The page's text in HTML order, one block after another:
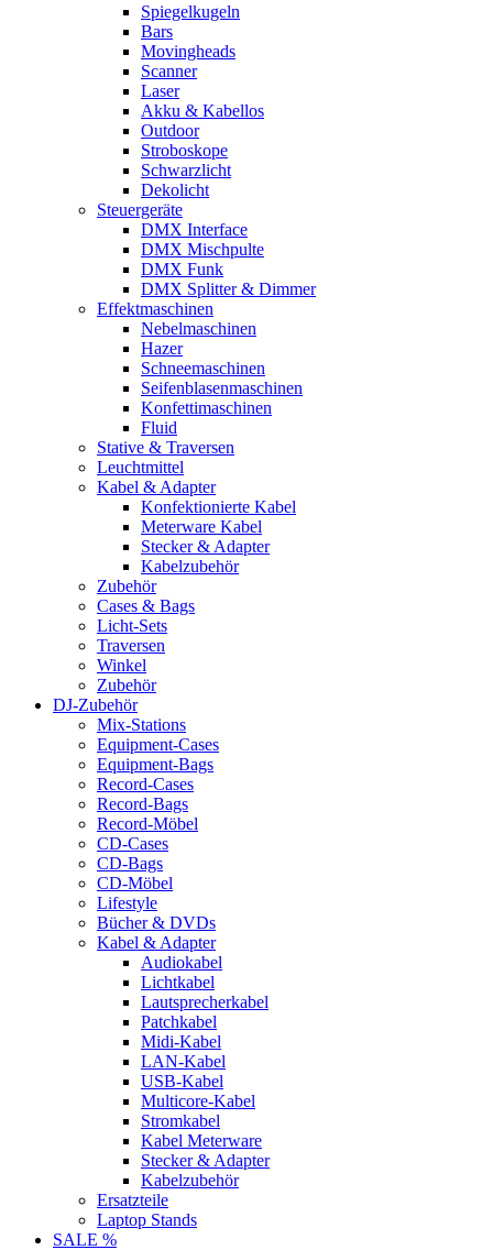
Spiegelkugeln
Bars
Movingheads
Scanner
Laser
Akku & Kabellos
Outdoor
Stroboskope
Schwarzlicht
Dekolicht
Steuergeräte
DMX Interface
DMX Mischpulte
DMX Funk
DMX Splitter & Dimmer
Effektmaschinen
Nebelmaschinen
Hazer
Schneemaschinen
Seifenblasenmaschinen
Konfettimaschinen
Fluid
Stative & Traversen
Leuchtmittel
Kabel & Adapter
Konfektionierte Kabel
Meterware Kabel
Stecker & Adapter
Kabelzubehör
Zubehör
Cases & Bags
Licht-Sets
Traversen
Winkel
Zubehör
DJ-Zubehör
Mix-Stations
Equipment-Cases
Equipment-Bags
Record-Cases
Record-Bags
Record-Möbel
CD-Cases
CD-Bags
CD-Möbel
Lifestyle
Bücher & DVDs
Kabel & Adapter
Audiokabel
Lichtkabel
Lautsprecherkabel
Patchkabel
Midi-Kabel
LAN-Kabel
USB-Kabel
Multicore-Kabel
Stromkabel
Kabel Meterware
Stecker & Adapter
Kabelzubehör
Ersatzteile
Laptop Stands
SALE %